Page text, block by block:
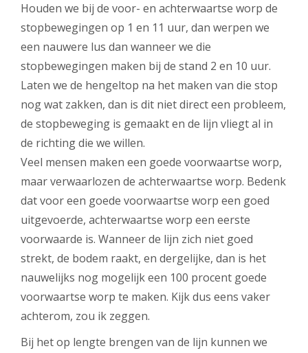
Houden we bij de voor- en achterwaartse worp de
stopbewegingen op 1 en 11 uur, dan werpen we
een nauwere lus dan wanneer we die
stopbewegingen maken bij de stand 2 en 10 uur.
Laten we de hengeltop na het maken van die stop
nog wat zakken, dan is dit niet direct een probleem,
de stopbeweging is gemaakt en de lijn vliegt al in
de richting die we willen.
Veel mensen maken een goede voorwaartse worp,
maar verwaarlozen de achterwaartse worp. Bedenk
dat voor een goede voorwaartse worp een goed
uitgevoerde, achterwaartse worp een eerste
voorwaarde is. Wanneer de lijn zich niet goed
strekt, de bodem raakt, en dergelijke, dan is het
nauwelijks nog mogelijk een 100 procent goede
voorwaartse worp te maken. Kijk dus eens vaker
achterom, zou ik zeggen.
Bij het op lengte brengen van de lijn kunnen we